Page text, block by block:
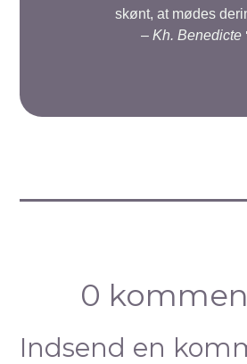
skønt, at mødes
– Kh. Benedicte
0
Indsend en